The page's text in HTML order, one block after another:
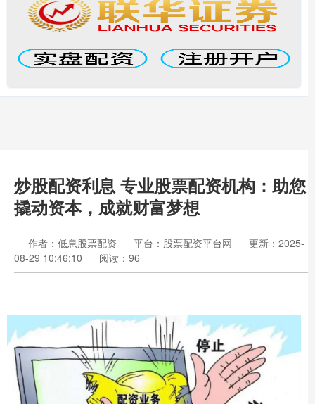
炒股配资利息 专业股票配资机构：助您
撬动资本，成就财富梦想
作者：低息股票配资 平台：股票配资平台网
更新：2025-
08-29 10:46:10
阅读：96